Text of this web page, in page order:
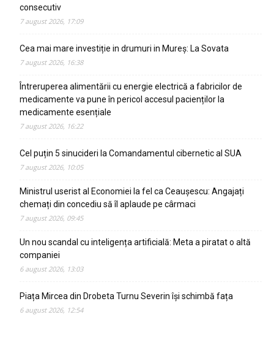
consecutiv
7 august 2026, 17:09
Cea mai mare investiție in drumuri in Mureș: La Sovata
7 august 2026, 16:38
Întreruperea alimentării cu energie electrică a fabricilor de
medicamente va pune în pericol accesul pacienților la
medicamente esențiale
7 august 2026, 16:22
Cel puțin 5 sinucideri la Comandamentul cibernetic al SUA
7 august 2026, 10:05
Ministrul userist al Economiei la fel ca Ceaușescu: Angajați
chemați din concediu să îl aplaude pe cârmaci
7 august 2026, 09:45
Un nou scandal cu inteligența artificială: Meta a piratat o altă
companiei
6 august 2026, 13:03
Piața Mircea din Drobeta Turnu Severin își schimbă fața
6 august 2026, 12:54